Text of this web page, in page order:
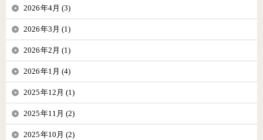
2026年4月 (3)
2026年3月 (1)
2026年2月 (1)
2026年1月 (4)
2025年12月 (1)
2025年11月 (2)
2025年10月 (2)